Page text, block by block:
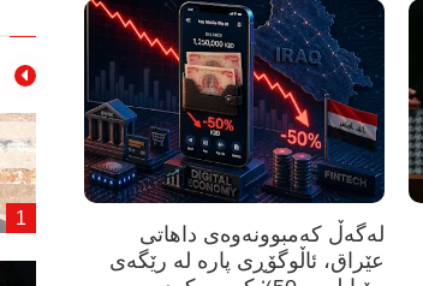
لەگەڵ کەمبوونەوەی داهاتی
عێراق، ئاڵوگۆڕی پارە لە رێگەی